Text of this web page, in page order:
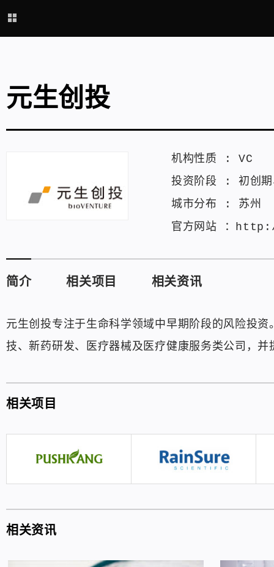
元生创投
机构性质 : VC
投资阶段 : 初创期
城市分布 : 苏州
官方网站 ：
简介 相关项目 相关资讯
元生创投专注于生命科学领域中早期阶段的风险投
技、新药研发、医疗器械及医疗健康服务类公司，
相关项目
相关资讯